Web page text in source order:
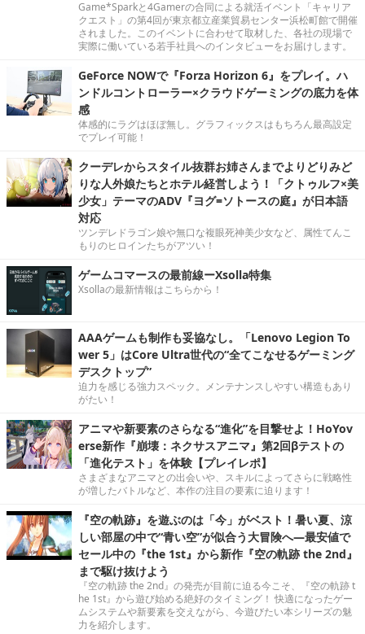
Game*Sparkと4Gamerの合同による就活イベント「キャリア
クエスト」の第4回が東京都立産業貿易センター浜松町館で開催
されました。このイベントに合わせて取材した、各社の現場で
実際に働いている若手社員へのインタビューをお届けします。
GeForce NOWで『Forza Horizon 6』をプレイ。ハ
ンドルコントローラー×クラウドゲーミングの底力を体
感
体感的にラグはほぼ無し。グラフィックスはもちろん最高設定
でプレイ可能！
クーデレからスタイル抜群お姉さんまでよりどりみど
りな人外娘たちとホテル経営しよう！「クトゥルフ×美
少女」テーマのADV『ヨグ=ソトースの庭』が日本語
対応
ツンデレドラゴン娘や無口な複眼死神美少女など、属性てんこ
もりのヒロインたちがアツい！
ゲームコマースの最前線ーXsolla特集
Xsollaの最新情報はこちらから！
AAAゲームも制作も妥協なし。「Lenovo Legion To
wer 5」はCore Ultra世代の“全てこなせるゲーミング
デスクトップ”
迫力を感じる強力スペック。メンテナンスしやすい構造もあり
がたい！
アニマや新要素のさらなる“進化”を目撃せよ！HoYov
erse新作『崩壊：ネクサスアニマ』第2回βテストの
「進化テスト」を体験【プレイレポ】
さまざまなアニマとの出会いや、スキルによってさらに戦略性
が増したバトルなど、本作の注目の要素に迫ります！
『空の軌跡』を遊ぶのは「今」がベスト！暑い夏、涼
しい部屋の中で“青い空”が似合う大冒険へ―最安値で
セール中の『the 1st』から新作『空の軌跡 the 2nd』
まで駆け抜けよう
『空の軌跡 the 2nd』の発売が目前に迫る今こそ、『空の軌跡 t
he 1st』から遊び始める絶好のタイミング！ 快適になったゲー
ムシステムや新要素を交えながら、今遊びたい本シリーズの魅
力を紹介します。